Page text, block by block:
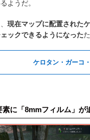
ようだ。
現在マップに配置された
ックできるようになった
ケロタン・ガーコ
素に「8mmフィルム」が